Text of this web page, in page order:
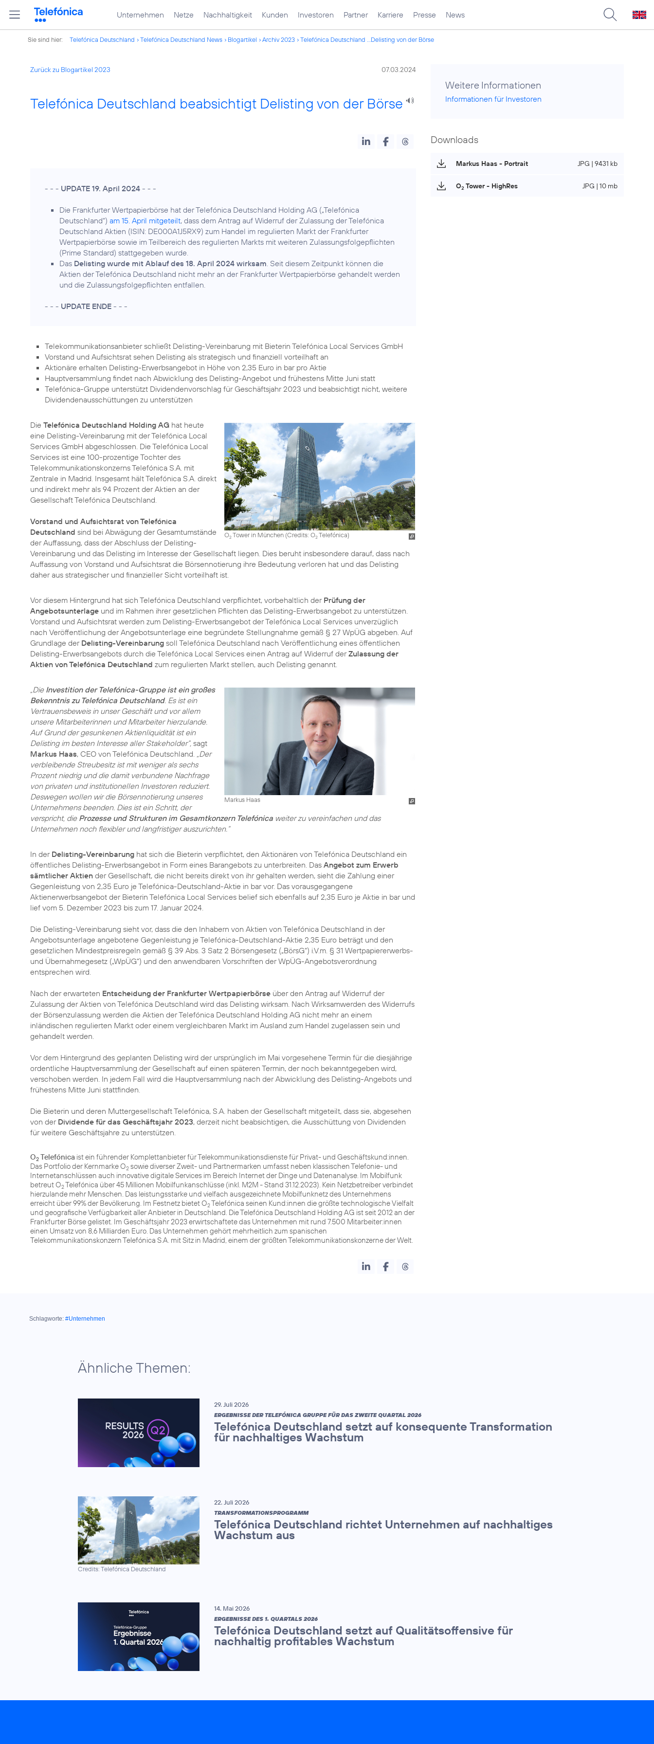
Unternehmen Netze Nachhaltigkeit Kunden Investoren Partner Karriere Presse News
Sie sind hier: Telefónica Deutschland Telefónica Deutschland News Blogartikel Archiv 2023 Telefónica Deutschland ...Delisting von der Börse
Zurück zu Blogartikel 2023 07.03.2024
Telefónica Deutschland beabsichtigt Delisting von der Börse
- - - UPDATE 19. April 2024 - - -
Die Frankfurter Wertpapierbörse hat der Telefónica Deutschland Holding AG („Telefónica
Deutschland“) am 15. April mitgeteilt, dass dem Antrag auf Widerruf der Zulassung der Telefónica
Deutschland Aktien (ISIN: DE000A1J5RX9) zum Handel im regulierten Markt der Frankfurter
Wertpapierbörse sowie im Teilbereich des regulierten Markts mit weiteren Zulassungsfolgepflichten
(Prime Standard) stattgegeben wurde.
Das Delisting wurde mit Ablauf des 18. April 2024 wirksam. Seit diesem Zeitpunkt können die
Aktien der Telefónica Deutschland nicht mehr an der Frankfurter Wertpapierbörse gehandelt werden
und die Zulassungsfolgepflichten entfallen.
- - - UPDATE ENDE - - -
Telekommunikationsanbieter schließt Delisting-Vereinbarung mit Bieterin Telefónica Local Services GmbH
Vorstand und Aufsichtsrat sehen Delisting als strategisch und finanziell vorteilhaft an
Aktionäre erhalten Delisting-Erwerbsangebot in Höhe von 2,35 Euro in bar pro Aktie
Hauptversammlung findet nach Abwicklung des Delisting-Angebot und frühestens Mitte Juni statt
Telefónica-Gruppe unterstützt Dividendenvorschlag für Geschäftsjahr 2023 und beabsichtigt nicht, weitere
Dividendenausschüttungen zu unterstützen
O2Tower in München (Credits: O2Telefónica)
Die Telefónica Deutschland Holding AG hat heute
eine Delisting-Vereinbarung mit der Telefónica Local
Services GmbH abgeschlossen. Die Telefónica Local
Services ist eine 100-prozentige Tochter des
Telekommunikationskonzerns Telefónica S.A. mit
Zentrale in Madrid. Insgesamt hält Telefónica S.A. direkt
und indirekt mehr als 94 Prozent der Aktien an der
Gesellschaft Telefónica Deutschland.
Vorstand und Aufsichtsrat von Telefónica
Deutschland sind bei Abwägung der Gesamtumstände
der Auffassung, dass der Abschluss der Delisting-
Vereinbarung und das Delisting im Interesse der Gesellschaft liegen. Dies beruht insbesondere darauf, dass nach
Auffassung von Vorstand und Aufsichtsrat die Börsennotierung ihre Bedeutung verloren hat und das Delisting
daher aus strategischer und finanzieller Sicht vorteilhaft ist.
Vor diesem Hintergrund hat sich Telefónica Deutschland verpflichtet, vorbehaltlich der Prüfung der
Angebotsunterlage und im Rahmen ihrer gesetzlichen Pflichten das Delisting-Erwerbsangebot zu unterstützen.
Vorstand und Aufsichtsrat werden zum Delisting-Erwerbsangebot der Telefónica Local Services unverzüglich
nach Veröffentlichung der Angebotsunterlage eine begründete Stellungnahme gemäß § 27 WpÜG abgeben. Auf
Grundlage der Delisting-Vereinbarung soll Telefónica Deutschland nach Veröffentlichung eines öffentlichen
Delisting-Erwerbsangebots durch die Telefónica Local Services einen Antrag auf Widerruf derZulassung der
Aktien von Telefónica Deutschland zum regulierten Markt stellen, auch Delisting genannt.
Markus Haas
„Die Investition der Telefónica-Gruppe ist ein großes
Bekenntnis zu Telefónica Deutschland. Es ist ein
Vertrauensbeweis in unser Geschäft und vor allem
unsere Mitarbeiterinnen und Mitarbeiter hierzulande.
Auf Grund der gesunkenen Aktienliquidität ist ein
Delisting im besten Interesse aller Stakeholder“, sagt
Markus Haas, CEO von Telefónica Deutschland. „Der
verbleibende Streubesitz ist mit weniger als sechs
Prozent niedrig und die damit verbundene Nachfrage
von privaten und institutionellen Investoren reduziert.
Deswegen wollen wir die Börsennotierung unseres
Unternehmens beenden. Dies ist ein Schritt, der
verspricht, die Prozesse und Strukturen im Gesamtkonzern Telefónica weiter zu vereinfachen und das
Unternehmen noch flexibler und langfristiger auszurichten.“
In der Delisting-Vereinbarung hat sich die Bieterin verpflichtet, den Aktionären von Telefónica Deutschland ein
öffentliches Delisting-Erwerbsangebot in Form eines Barangebots zu unterbreiten. Das Angebot zum Erwerb
sämtlicher Aktien der Gesellschaft, die nicht bereits direkt von ihr gehalten werden, sieht die Zahlung einer
Gegenleistung von 2,35 Euro je Telefónica-Deutschland-Aktie in bar vor. Das vorausgegangene
Aktienerwerbsangebot der Bieterin Telefónica Local Services belief sich ebenfalls auf 2,35 Euro je Aktie in bar und
lief vom 5. Dezember 2023 bis zum 17. Januar 2024.
Die Delisting-Vereinbarung sieht vor, dass die den Inhabern von Aktien von Telefónica Deutschland in der
Angebotsunterlage angebotene Gegenleistung je Telefónica-Deutschland-Aktie 2,35 Euro beträgt und den
gesetzlichen Mindestpreisregeln gemäß § 39 Abs. 3 Satz 2 Börsengesetz („BörsG“) i.V.m. § 31 Wertpapiererwerbs-
und Übernahmegesetz („WpÜG“) und den anwendbaren Vorschriften der WpÜG-Angebotsverordnung
entsprechen wird.
Nach der erwarteten Entscheidung der Frankfurter Wertpapierbörse über den Antrag auf Widerruf der
Zulassung der Aktien von Telefónica Deutschland wird das Delisting wirksam. Nach Wirksamwerden des Widerrufs
der Börsenzulassung werden die Aktien der Telefónica Deutschland Holding AG nicht mehr an einem
inländischen regulierten Markt oder einem vergleichbaren Markt im Ausland zum Handel zugelassen sein und
gehandelt werden.
Vor dem Hintergrund des geplanten Delisting wird der ursprünglich im Mai vorgesehene Termin für die diesjährige
ordentliche Hauptversammlung der Gesellschaft auf einen späteren Termin, der noch bekanntgegeben wird,
verschoben werden. In jedem Fall wird die Hauptversammlung nach der Abwicklung des Delisting-Angebots und
frühestens Mitte Juni stattfinden.
Die Bieterin und deren Muttergesellschaft Telefónica, S.A. haben der Gesellschaft mitgeteilt, dass sie, abgesehen
von der Dividende für das Geschäftsjahr 2023, derzeit nicht beabsichtigen, die Ausschüttung von Dividenden
für weitere Geschäftsjahre zu unterstützen.
O2 Telefónica ist ein führender Komplettanbieter für Telekommunikationsdienste für Privat- und Geschäftskund:innen.
Das Portfolio der Kernmarke O2 sowie diverser Zweit- und Partnermarken umfasst neben klassischen Telefonie- und
Internetanschlüssen auch innovative digitale Services im Bereich Internet der Dinge und Datenanalyse. Im Mobilfunk
betreut O2Telefónica über 45 Millionen Mobilfunkanschlüsse (inkl. M2M - Stand 31.12.2023). Kein Netzbetreiber verbindet
hierzulande mehr Menschen. Das leistungsstarke und vielfach ausgezeichnete Mobilfunknetz des Unternehmens
erreicht über 99% der Bevölkerung. Im Festnetz bietet O2Telefónica seinen Kund:innen die größte technologische Vielfalt
und geografische Verfügbarkeit aller Anbieter in Deutschland. Die Telefónica Deutschland Holding AG ist seit 2012 an der
Frankfurter Börse gelistet. Im Geschäftsjahr 2023 erwirtschaftete das Unternehmen mit rund 7.500 Mitarbeiter:innen
einen Umsatz von 8,6 Milliarden Euro. Das Unternehmen gehört mehrheitlich zum spanischen
Telekommunikationskonzern Telefónica S.A. mit Sitz in Madrid, einem der größten Telekommunikationskonzerne der Welt.
Weitere Informationen
Informationen für Investoren
Downloads
Markus Haas - Portrait JPG | 9431 kb
O2 Tower - HighRes JPG | 10 mb
Schlagworte: #Unternehmen
Ähnliche Themen:
29. Juli 2026
ERGEBNISSE DER TELEFÓNICA GRUPPE FÜR DAS ZWEITE QUARTAL 2026
Telefónica Deutschland setzt auf konsequente Transformation
für nachhaltiges Wachstum
Credits: Telefónica Deutschland
22. Juli 2026
TRANSFORMATIONSPROGRAMM
Telefónica Deutschland richtet Unternehmen auf nachhaltiges
Wachstum aus
14. Mai 2026
ERGEBNISSE DES 1. QUARTALS 2026
Telefónica Deutschland setzt auf Qualitätsoffensive für
nachhaltig profitables Wachstum